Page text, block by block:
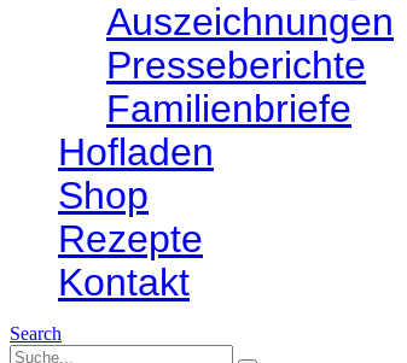
Auszeichnungen
Presseberichte
Familienbriefe
Hofladen
Shop
Rezepte
Kontakt
Search